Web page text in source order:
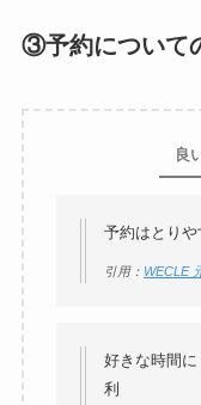
③予約について
良
予約はとりや
引用： WECLE
好きな時間
利